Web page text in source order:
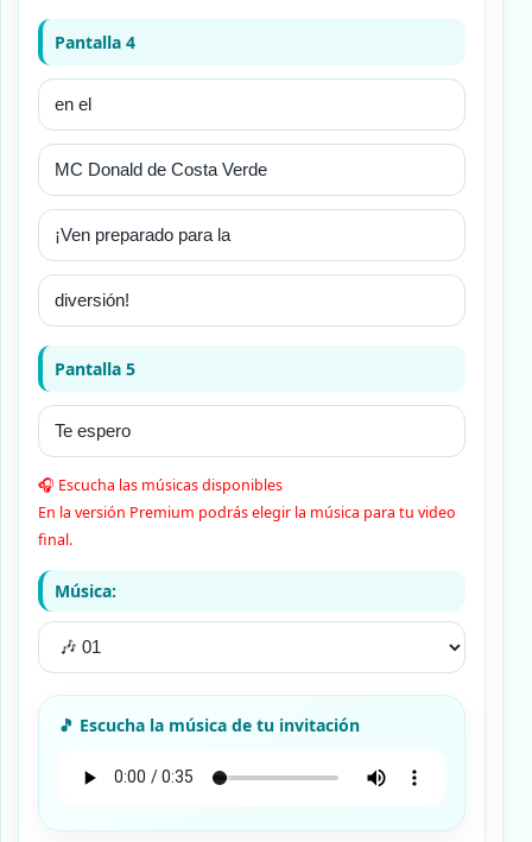
Pantalla 4
Pantalla 5
🎧 Escucha las músicas disponibles
En la versión Premium podrás elegir la música para tu video
final.
Música: